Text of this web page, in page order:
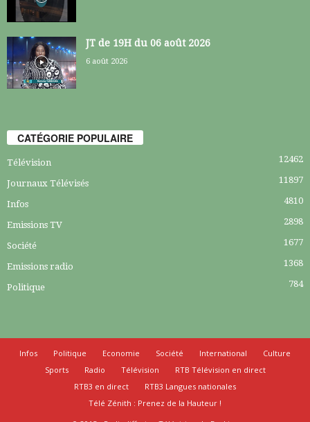
JT de 19H du 06 août 2026
6 août 2026
CATÉGORIE POPULAIRE
Télévision 12462
Journaux Télévisés 11897
Infos 4810
Emissions TV 2898
Société 1677
Emissions radio 1368
Politique 784
Infos Politique Economie Société International
Culture
Sports
Radio Télévision
RTB Télévision en direct
RTB3 en direct
RTB3 Langues nationales
Télé Zénith : Prenez de la Hauteur !